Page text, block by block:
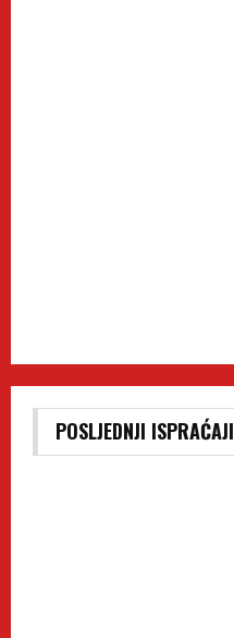
POSLJEDNJI ISPRAĆAJI